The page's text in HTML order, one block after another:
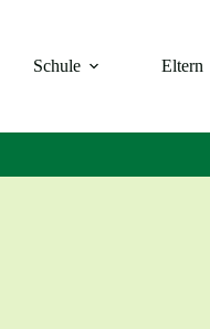
Schule Eltern